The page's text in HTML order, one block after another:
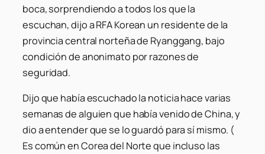
boca, sorprendiendo a todos los que la
escuchan, dijo a RFA Korean un residente de la
provincia central norteña de Ryanggang, bajo
condición de anonimato por razones de
seguridad.
Dijo que había escuchado la noticia hace varias
semanas de alguien que había venido de China, y
dio a entender que se lo guardó para sí mismo. (
Es común en Corea del Norte que incluso las